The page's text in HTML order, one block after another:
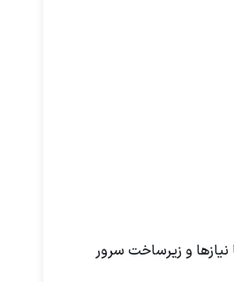
و زیرساخت سرور